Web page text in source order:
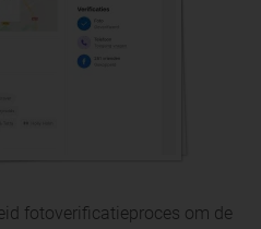
fotoverificatieproces om de